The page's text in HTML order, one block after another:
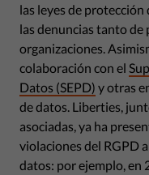
las leyes de
las denuncias tanto de
organizaciones.
colaboración con el
Datos (SEPD) y otras
de datos. Liberties,
asociadas, ya ha
violaciones del RGPD
datos: por ejemplo, en